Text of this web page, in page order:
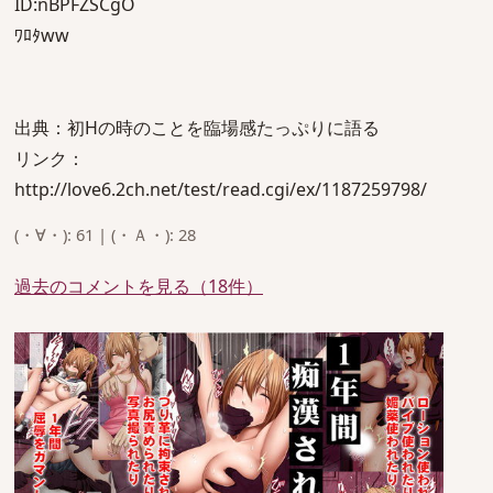
ﾜﾛﾀww
出典：初Hの時のことを臨場感たっぷりに語る
リンク：
http://love6.2ch.net/test/read.cgi/ex/1187259798/
(・∀・): 61 | (・Ａ・): 28
過去のコメントを見る（18件）